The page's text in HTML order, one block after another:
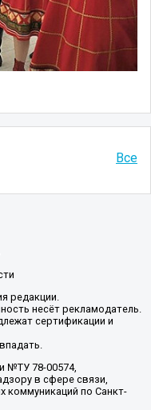
Все
редакции.
несёт рекламодатель.
сертификации и
№ТУ 78-00574,
в сфере связи,
коммуникаций по Санкт-